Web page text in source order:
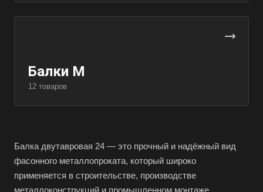
Балки М
12 товаров
Балка двутавровая 24 — это прочный и надёжный вид
фасонного металлопроката, который широко
применяется в строительстве, производстве
металлоконструкций и промышленном монтаже.